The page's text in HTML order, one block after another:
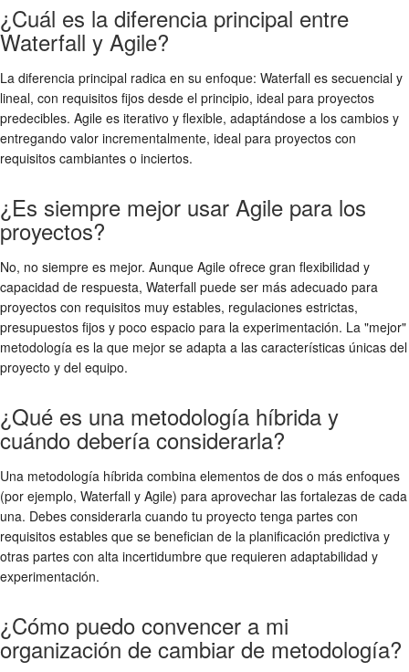
¿Cuál es la diferencia principal entre
Waterfall y Agile?
La diferencia principal radica en su enfoque: Waterfall es secuencial y
lineal, con requisitos fijos desde el principio, ideal para proyectos
predecibles. Agile es iterativo y flexible, adaptándose a los cambios y
entregando valor incrementalmente, ideal para proyectos con
requisitos cambiantes o inciertos.
¿Es siempre mejor usar Agile para los
proyectos?
No, no siempre es mejor. Aunque Agile ofrece gran flexibilidad y
capacidad de respuesta, Waterfall puede ser más adecuado para
proyectos con requisitos muy estables, regulaciones estrictas,
presupuestos fijos y poco espacio para la experimentación. La "mejor"
metodología es la que mejor se adapta a las características únicas del
proyecto y del equipo.
¿Qué es una metodología híbrida y
cuándo debería considerarla?
Una metodología híbrida combina elementos de dos o más enfoques
(por ejemplo, Waterfall y Agile) para aprovechar las fortalezas de cada
una. Debes considerarla cuando tu proyecto tenga partes con
requisitos estables que se benefician de la planificación predictiva y
otras partes con alta incertidumbre que requieren adaptabilidad y
experimentación.
¿Cómo puedo convencer a mi
organización de cambiar de metodología?